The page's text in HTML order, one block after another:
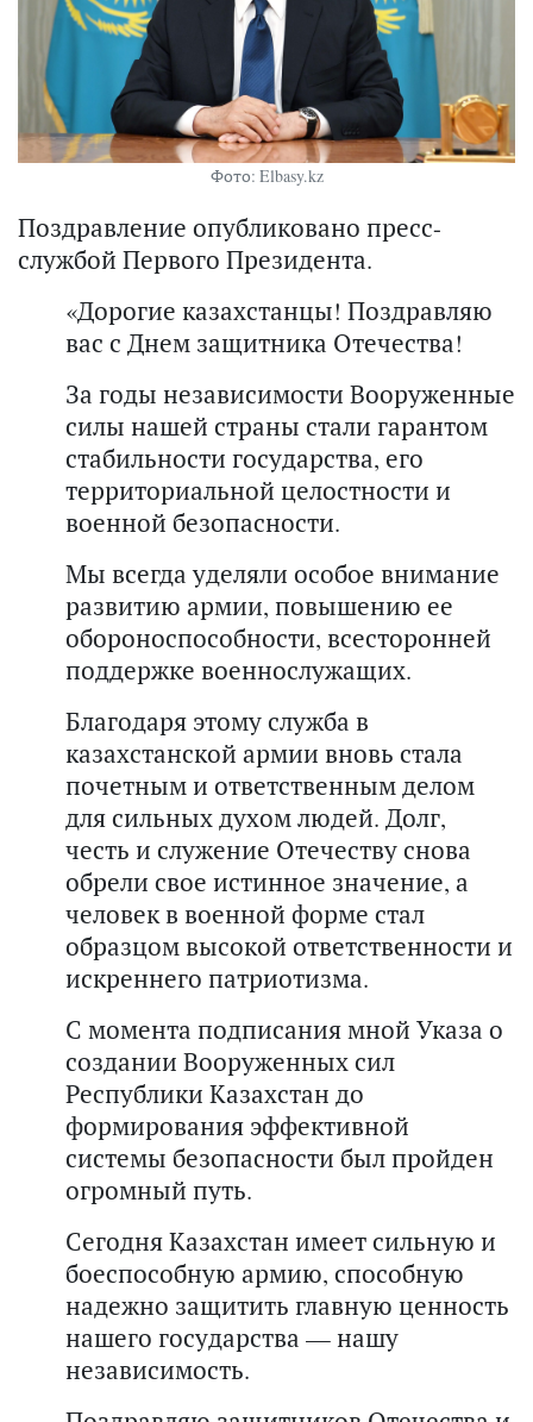
Фото: Elbasy.kz
Поздравление опубликовано пресс-
службой Первого Президента.
«Дорогие казахстанцы! Поздравляю
вас с Днем защитника Отечества!
За годы независимости Вооруженные
силы нашей страны стали гарантом
стабильности государства, его
территориальной целостности и
военной безопасности.
Мы всегда уделяли особое внимание
развитию армии, повышению ее
обороноспособности, всесторонней
поддержке военнослужащих.
Благодаря этому служба в
казахстанской армии вновь стала
почетным и ответственным делом
для сильных духом людей. Долг,
честь и служение Отечеству снова
обрели свое истинное значение, а
человек в военной форме стал
образцом высокой ответственности и
искреннего патриотизма.
С момента подписания мной Указа о
создании Вооруженных сил
Республики Казахстан до
формирования эффективной
системы безопасности был пройден
огромный путь.
Сегодня Казахстан имеет сильную и
боеспособную армию, способную
надежно защитить главную ценность
нашего государства — нашу
независимость.